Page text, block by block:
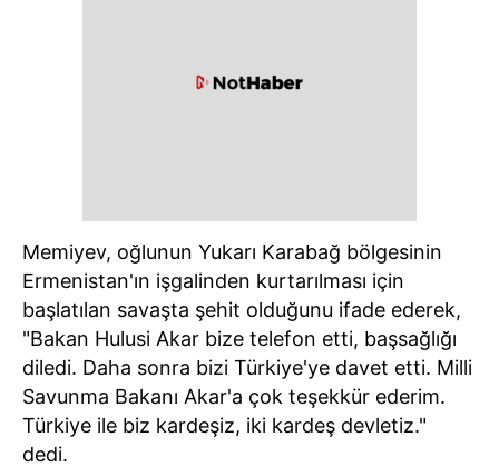
Memiyev, oğlunun Yukarı Karabağ bölgesinin
Ermenistan'ın işgalinden kurtarılması için
başlatılan savaşta şehit olduğunu ifade ederek,
"Bakan Hulusi Akar bize telefon etti, başsağlığı
diledi. Daha sonra bizi Türkiye'ye davet etti. Milli
Savunma Bakanı Akar'a çok teşekkür ederim.
Türkiye ile biz kardeşiz, iki kardeş devletiz."
dedi.